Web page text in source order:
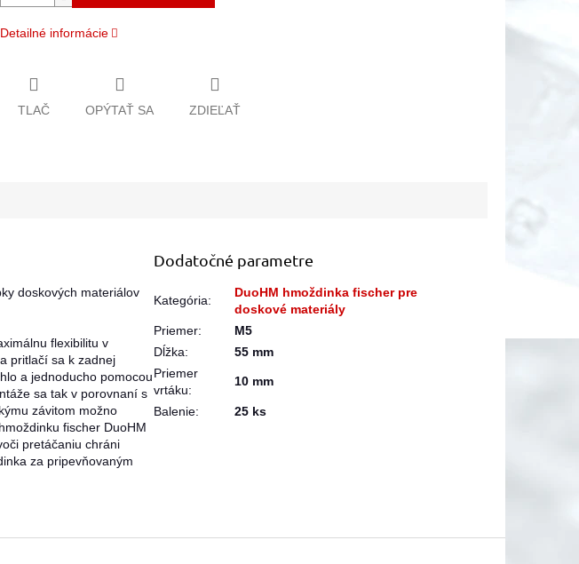
Detailné informácie
TLAČ OPÝTAŤ SA ZDIEĽAŤ
doskových materiálov
flexibilitu v
pritlačí sa k zadnej
a jednoducho pomocou
sa tak v porovnaní s
závitom možno
fischer DuoHM
pretáčaniu chráni
za pripevňovaným
Dodatočné parametre
Kategória:
DuoHM hmoždinka fischer pre
doskové materiály
Priemer:
M5
Dĺžka:
55 mm
Priemer
vrtáku:
10 mm
Balenie: 25 ks